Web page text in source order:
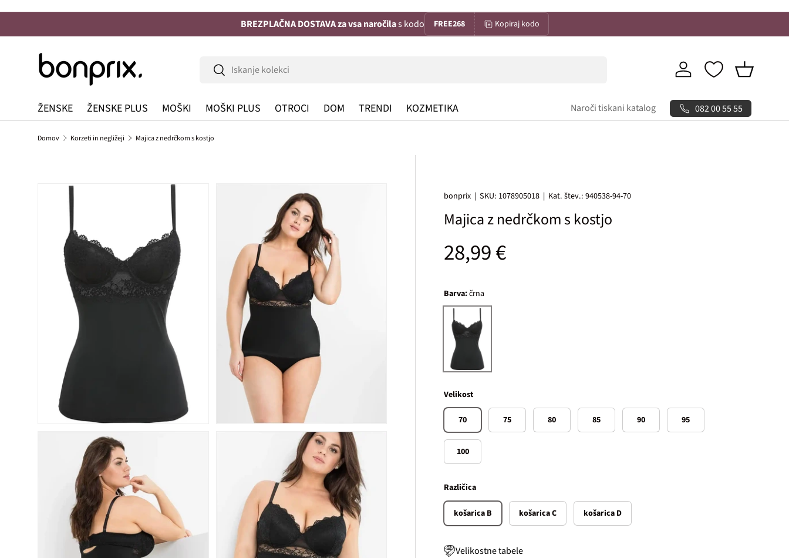
BREZPLAČNA DOSTAVA za vsa naročilas kodo FREE268 Kopiraj kodo
Iskanje
Iskanje Prijava Košarica
ŽENSKE ŽENSKE PLUS MOŠKI MOŠKI PLUS OTROCI DOM TRENDI KOZMETIKA Naroči tiskani katalog 082 00 55 55
Domov Korzeti in negližeji Majica z nedrčkom s kostjo
Preskoči na informacije o izdelku
bonprix |SKU: 1078905018 | Kat. štev.: 940538-94-70
Majica z nedrčkom s kostjo
Običajna cena
28,99 €
Barva:črna
črna
Velikost
70 75 80 85 90 95
100
Različica
košarica B košarica C košarica D
Velikostne tabele